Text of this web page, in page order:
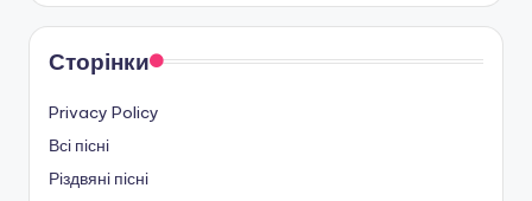
Сторінки
Privacy Policy
Всі пісні
Різдвяні пісні